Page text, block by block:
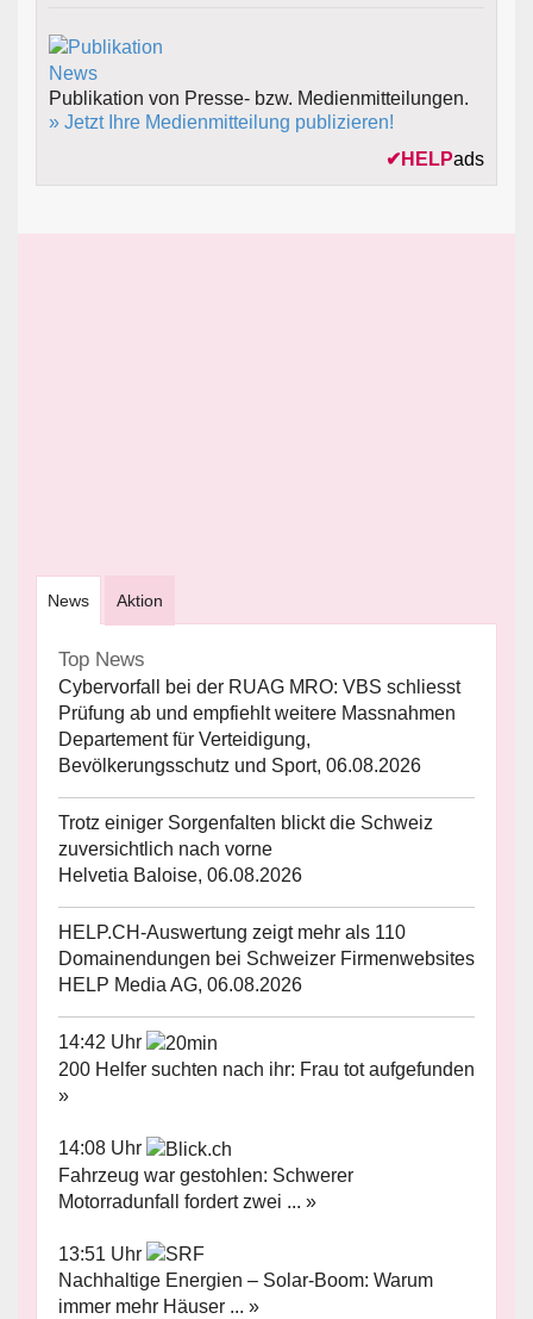
Publikation von Presse- bzw. Medienmitteilungen.
» Jetzt Ihre Medienmitteilung publizieren!
✔ HELPads
News Aktion
Top News
Cybervorfall bei der RUAG MRO: VBS schliesst
Prüfung ab und empfiehlt weitere Massnahmen
Departement für Verteidigung,
Bevölkerungsschutz und Sport, 06.08.2026
Trotz einiger Sorgenfalten blickt die Schweiz
zuversichtlich nach vorne
Helvetia Baloise, 06.08.2026
HELP.CH-Auswertung zeigt mehr als 110
Domainendungen bei Schweizer Firmenwebsites
HELP Media AG, 06.08.2026
14:42 Uhr
200 Helfer suchten nach ihr: Frau tot aufgefunden
»
14:08 Uhr
Fahrzeug war gestohlen: Schwerer
Motorradunfall fordert zwei ... »
13:51 Uhr
Nachhaltige Energien – Solar-Boom: Warum
immer mehr Häuser ... »